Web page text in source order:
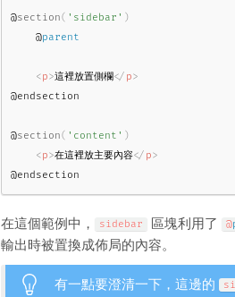
@section( 'sidebar' )
    @
parent
<p>這裡放置側欄</ p>
@endsection
@section( 'content' )
<p>在這裡放主要內容</ p>
@endsection
在這個範例中， sidebar 區塊利用了 @
輸出時被置換成佈局的內容。
有一點要澄清一下，這邊的